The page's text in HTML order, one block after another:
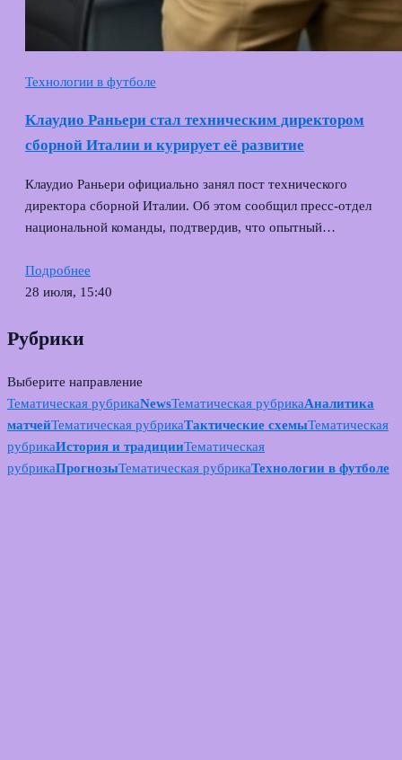
Технологии в футболе
Клаудио Раньери стал техническим директором
сборной Италии и курирует её развитие
Клаудио Раньери официально занял пост технического
директора сборной Италии. Об этом сообщил пресс‑отдел
национальной команды, подтвердив, что опытный…
Подробнее
28 июля, 15:40
Рубрики
Выберите направление
Тематическая рубрикаNewsТематическая рубрикаАналитика
матчейТематическая рубрикаТактические схемыТематическая
рубрикаИстория и традицииТематическая
рубрикаПрогнозыТематическая рубрикаТехнологии в футболе